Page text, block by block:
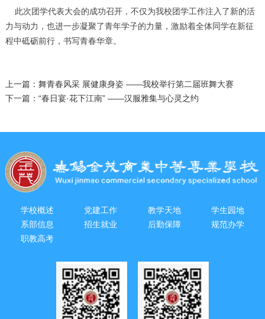
此次团学代表大会的成功召开，不仅为我校团学工作注入了新的活
力与动力，也进一步凝聚了青年学子的力量，激励着全体同学在新征
程中砥砺前行，书写青春华章。
上一篇：舞青春风采 展健康身姿 ——我校举行第二届班舞大赛
下一篇：“春日宴·花下江南” ――汉服雅集与心灵之约
学校概述 党建工作 教学天地
学生园地
系部信息
招生就业 后勤保障
规范办学
职教高考